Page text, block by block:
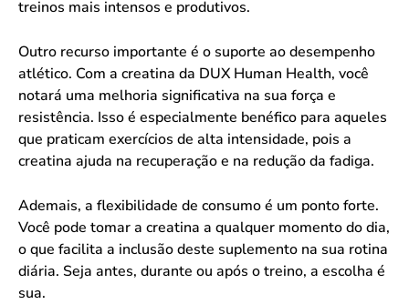
treinos mais intensos e produtivos.
Outro recurso importante é o suporte ao desempenho
atlético. Com a creatina da DUX Human Health, você
notará uma melhoria significativa na sua força e
resistência. Isso é especialmente benéfico para aqueles
que praticam exercícios de alta intensidade, pois a
creatina ajuda na recuperação e na redução da fadiga.
Ademais, a flexibilidade de consumo é um ponto forte.
Você pode tomar a creatina a qualquer momento do dia,
o que facilita a inclusão deste suplemento na sua rotina
diária. Seja antes, durante ou após o treino, a escolha é
sua.